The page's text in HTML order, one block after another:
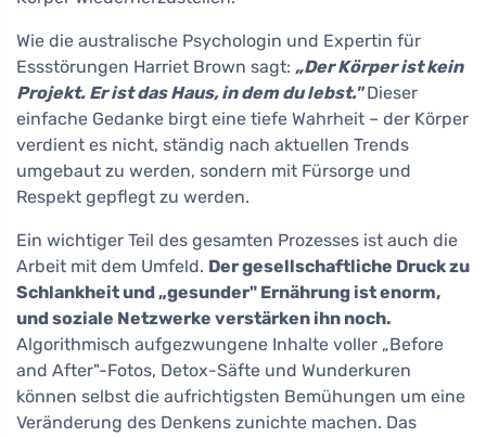
Wie die australische Psychologin und Expertin für
Essstörungen Harriet Brown sagt: „Der Körper ist kein
Projekt. Er ist das Haus, in dem du lebst."Dieser
einfache Gedanke birgt eine tiefe Wahrheit – der Körper
verdient es nicht, ständig nach aktuellen Trends
umgebaut zu werden, sondern mit Fürsorge und
Respekt gepflegt zu werden.
Ein wichtiger Teil des gesamten Prozesses ist auch die
Arbeit mit dem Umfeld. Der gesellschaftliche Druck zu
Schlankheit und „gesunder" Ernährung ist enorm,
und soziale Netzwerke verstärken ihn noch.
Algorithmisch aufgezwungene Inhalte voller „Before
and After"-Fotos, Detox-Säfte und Wunderkuren
können selbst die aufrichtigsten Bemühungen um eine
Veränderung des Denkens zunichte machen. Das